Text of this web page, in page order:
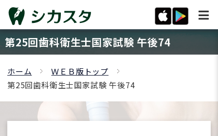
第25回歯科衛生士国家試験 午後74
ホーム
ＷＥＢ版トップ
第25回歯科衛生士国家試験 午後74